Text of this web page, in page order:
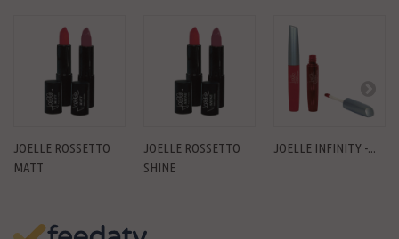
JOELLE ROSSETTO
MATT
JOELLE ROSSETTO
SHINE
JOELLE INFINITY -...